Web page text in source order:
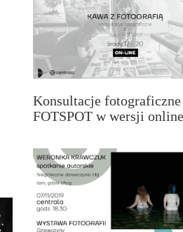
Konsultacje fotograficzne
FOTSPOT w wersji online